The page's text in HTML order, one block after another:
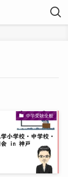
中学受験全般